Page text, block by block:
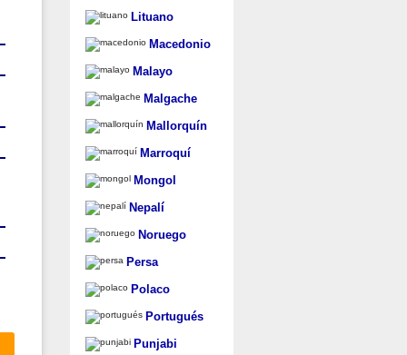
Lituano
Macedonio
Malayo
Malgache
Mallorquín
Marroquí
Mongol
Nepalí
Noruego
Persa
Polaco
Portugués
Punjabi